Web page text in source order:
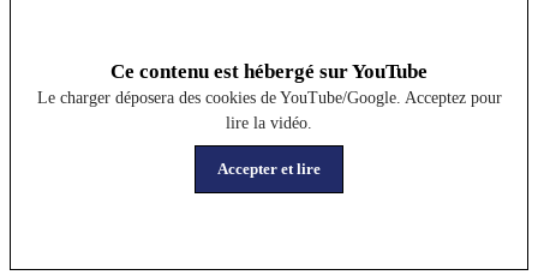
Ce contenu est hébergé sur YouTube
Le charger déposera des cookies de YouTube/Google. Acceptez pour
lire la vidéo.
Accepter et lire